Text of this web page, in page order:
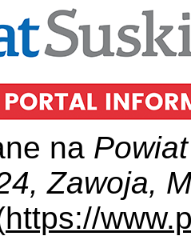
na
Zawoja,
https://